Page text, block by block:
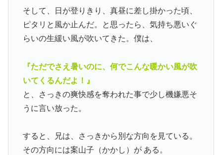
そして、日が登りきり、真昼に差し掛かった頃、
ピタリと風か止んだ。と思ったら、気持ち悪いぐ
らいの生緩い風が吹いてきた。僕は、
『ただでさえ暑いのに、何でこんな暖かい風が吹
いてくるんだよ！』
と、さっきの爽快感を奪われた事で少し機嫌悪そ
うに言い放った。
すると、兄は、さっきから別な方向を見ている。
その方向には案山子（かかし）が ある。